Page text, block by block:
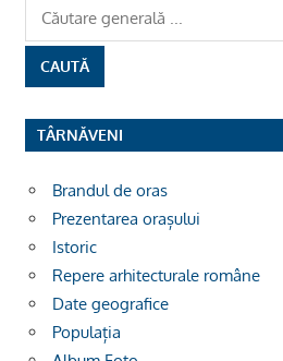
TÂRNĂVENI
Brandul de oras
Prezentarea orașului
Istoric
Repere arhitecturale române
Date geografice
Populația